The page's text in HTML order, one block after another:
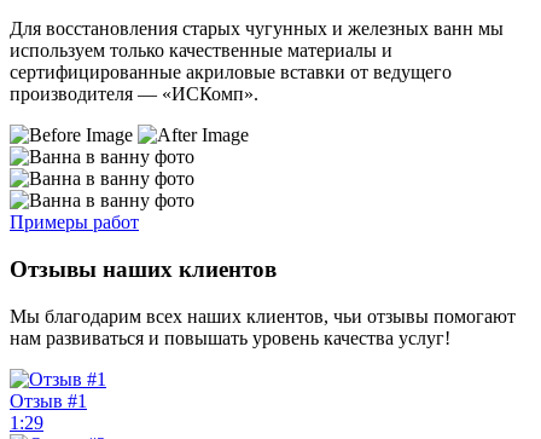
Для восстановления старых чугунных и железных ванн мы
используем только качественные материалы и
сертифицированные акриловые вставки от ведущего
производителя — «ИСКомп».
Примеры работ
Отзывы наших клиентов
Мы благодарим всех наших клиентов, чьи отзывы помогают
нам развиваться и повышать уровень качества услуг!
Отзыв #1
1:29